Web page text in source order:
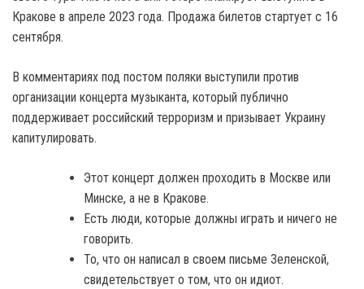
Кракове в апреле 2023 года. Продажа билетов стартует с 16
сентября.
В комментариях под постом поляки выступили против
организации концерта музыканта, который публично
поддерживает российский терроризм и призывает Украину
капитулировать.
Этот концерт должен проходить в Москве или
Минске, а не в Кракове.
Есть люди, которые должны играть и ничего не
говорить.
То, что он написал в своем письме Зеленской,
свидетельствует о том, что он идиот.